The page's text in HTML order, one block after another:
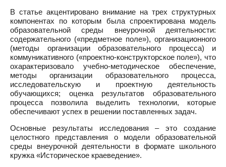
В статье акцентировано внимание на трех структурных
компонентах по которым была спроектирована модель
образовательной среды внеурочной деятельности:
содержательного («предметное поле»), организационного
(методы организации образовательного процесса) и
коммуникативного («проектно-конструкторское поле»), что
охарактеризовало учебно-методическое обеспечение,
методы организации образовательного процесса,
исследовательскую и проектную деятельность
обучающихся; оценка результатов образовательного
процесса позволила выделить технологии, которые
обеспечивают успех в решении поставленных задач.
Основные результаты исследования – это создание
целостного представления о модели образовательной
среды внеурочной деятельности в формате школьного
кружка «Историческое краеведение».